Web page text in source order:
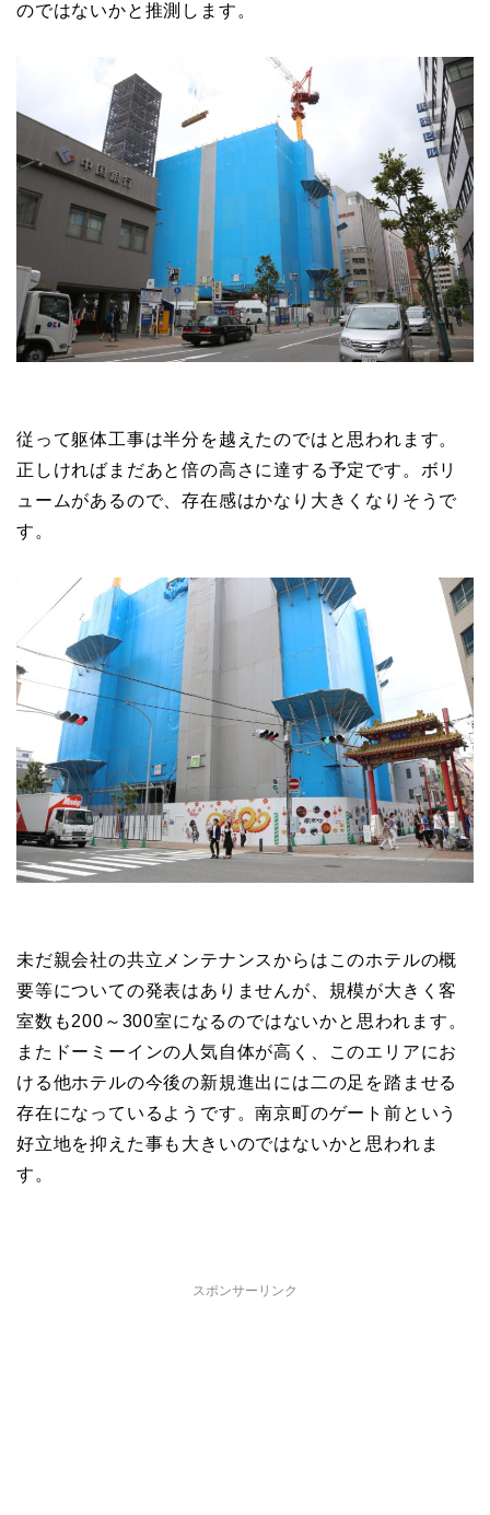
のではないかと推測します。
従って躯体工事は半分を越えたのではと思われます。
正しければまだあと倍の高さに達する予定です。ボリ
ュームがあるので、存在感はかなり大きくなりそうで
す。
未だ親会社の共立メンテナンスからはこのホテルの概
要等についての発表はありませんが、規模が大きく客
室数も200～300室になるのではないかと思われます。
またドーミーインの人気自体が高く、このエリアにお
ける他ホテルの今後の新規進出には二の足を踏ませる
存在になっているようです。南京町のゲート前という
好立地を抑えた事も大きいのではないかと思われま
す。
スポンサーリンク